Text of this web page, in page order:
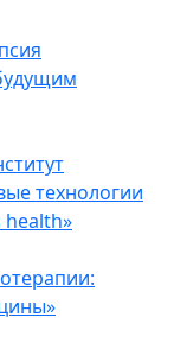
технологии
health»